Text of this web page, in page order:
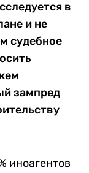
в
и не
судебное
зампред
иноагентов